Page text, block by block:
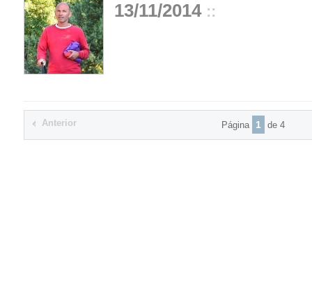
13/11/2014 ::
Anterior Página 1 de 4